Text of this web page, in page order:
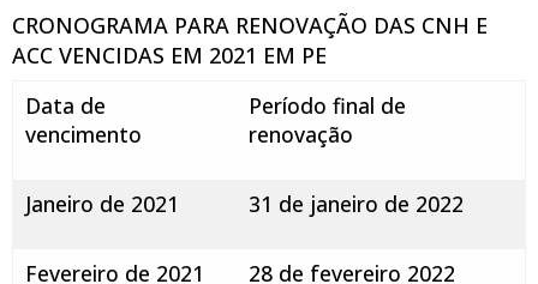
CRONOGRAMA PARA RENOVAÇÃO DAS CNH E
ACC VENCIDAS EM 2021 EM PE
Data de
vencimento
Período final de
renovação
Janeiro de 2021 31 de janeiro de 2022
Fevereiro de 2021 28 de fevereiro 2022